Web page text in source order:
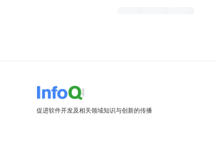
促进软件开发及相关领域知识与创新的传播